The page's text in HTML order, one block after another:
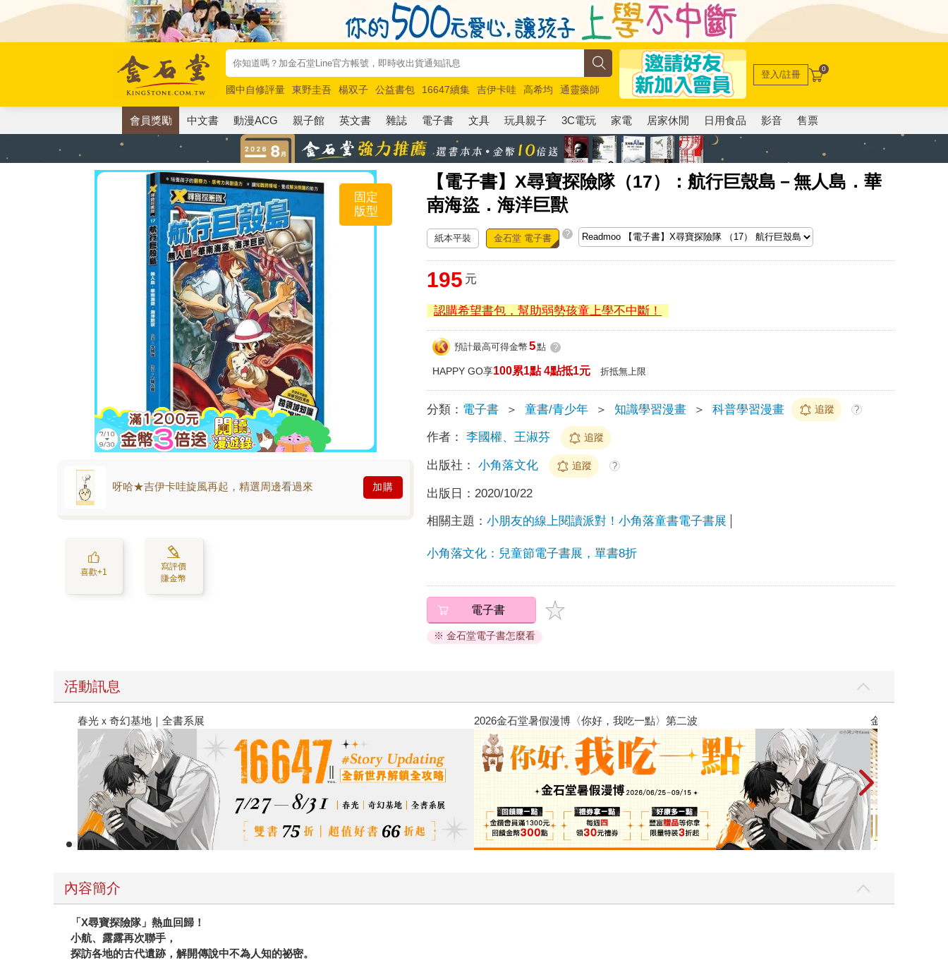
國中自修評量 東野圭吾 楊双子 公益書包 16647續集 吉伊卡哇 高希均
通靈藥師
唯紅花綻放
奧德賽 路邊攤新作 馬斯克 玩具總動員5 超慢跑
登入/註冊 0
會員獎勵 中文書 動漫ACG 親子館 英文書 雜誌 電子書 文具 玩具親子 3C電玩 家電 居家休閒 日用食品 影音 售票
【電子書】X尋寶探險隊（17）：航行巨殼島－無人島．華
南海盜．海洋巨獸
固定
版型
呀哈★吉伊卡哇旋風再起，精選周邊看過來 加購
喜歡+1
寫評價
賺金幣
紙本平裝 金石堂 電子書 ?
195 元
認購希望書包，幫助弱勢孩童上學不中斷！
預計最高可得金幣 5點 ?
HAPPY GO享100累1點 4點抵1元 折抵無上限
分類： 電子書 ＞ 童書/青少年 ＞ 知識學習漫畫 ＞ 科普學習漫畫 追蹤 ?
作者： 李國權、王淑芬 追蹤
出版社： 小角落文化 追蹤 ?
出版日： 2020/10/22
相關主題：小朋友的線上閱讀派對！小角落童書電子書展
小角落文化：兒童節電子書展，單書8折
電子書
※ 金石堂電子書怎麼看
活動訊息
春光ｘ奇幻基地｜全書系展 2026金石堂暑假漫博〈你好，我吃一點〉第二波 金石堂2026海
內容簡介
「X尋寶探險隊」熱血回歸！
小航、露露再次聯手，
探訪各地的古代遺跡，解開傳說中不為人知的祕密。